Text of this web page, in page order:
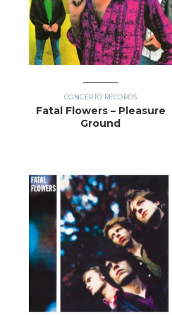
CONCERTO RECORDS
Fatal Flowers – Pleasure
Ground